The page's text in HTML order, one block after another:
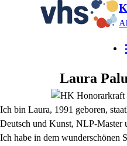
Laura
Ich bin Laura, 1991 geboren,
Deutsch und Kunst, NLP-Master
Ich habe in dem wunderschönen